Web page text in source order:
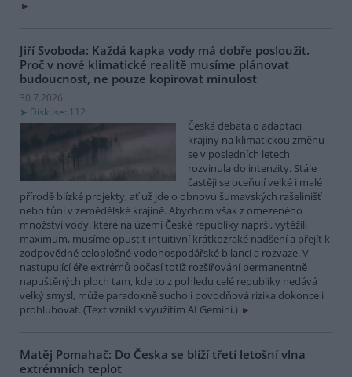
Jiří Svoboda: Každá kapka vody má dobře posloužit.
Proč v nové klimatické realitě musíme plánovat
budoucnost, ne pouze kopírovat minulost
30.7.2026
Diskuse: 112
Česká debata o adaptaci
krajiny na klimatickou změnu
se v posledních letech
rozvinula do intenzity. Stále
častěji se oceňují velké i malé
přírodě blízké projekty, ať už jde o obnovu šumavských rašelinišť
nebo tůní v zemědělské krajině. Abychom však z omezeného
množství vody, které na území České republiky naprší, vytěžili
maximum, musíme opustit intuitivní krátkozraké nadšení a přejít k
zodpovědné celoplošné vodohospodářské bilanci a rozvaze. V
nastupující éře extrémů počasí totiž rozšiřování permanentně
napuštěných ploch tam, kde to z pohledu celé republiky nedává
velký smysl, může paradoxně sucho i povodňová rizika dokonce i
prohlubovat. (Text vznikl s využitím AI Gemini.)
Matěj Pomahač: Do Česka se blíží třetí letošní vlna
extrémních teplot